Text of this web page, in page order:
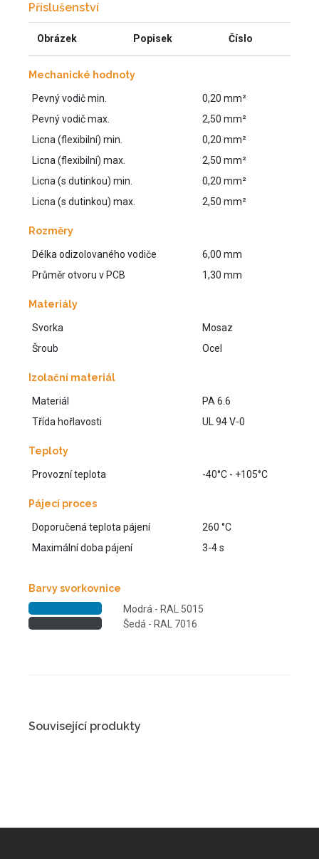
Příslušenství
Obrázek Popisek Číslo
Mechanické hodnoty
Pevný vodič min.
0,20 mm²
Pevný vodič max.
2,50 mm²
Licna (flexibilní) min.
0,20 mm²
Licna (flexibilní) max.
2,50 mm²
Licna (s dutinkou) min.
0,20 mm²
Licna (s dutinkou) max.
2,50 mm²
Rozměry
Délka odizolovaného vodiče
6,00 mm
Průměr otvoru v PCB
1,30 mm
Materiály
Svorka
Mosaz
Šroub
Ocel
Izolační materiál
Materiál
PA 6.6
Třída hořlavosti
UL 94 V-0
Teploty
Provozní teplota -40°C - +105°C
Pájecí proces
Doporučená teplota pájení
260 °C
Maximální doba pájení
3-4 s
Barvy svorkovnice
Modrá - RAL 5015
Šedá - RAL 7016
Související produkty